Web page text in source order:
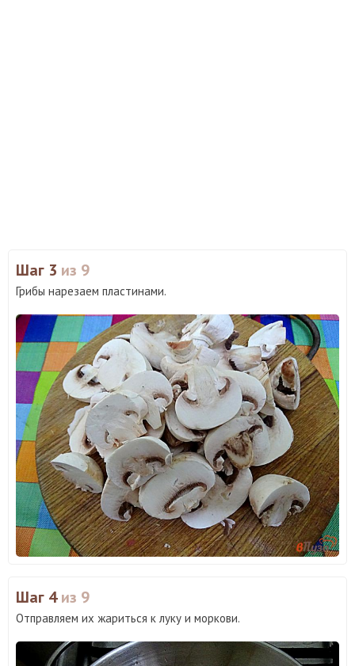
Шаг 3 из 9
Грибы нарезаем пластинами.
Шаг 4из 9
Отправляем их жариться к луку и моркови.